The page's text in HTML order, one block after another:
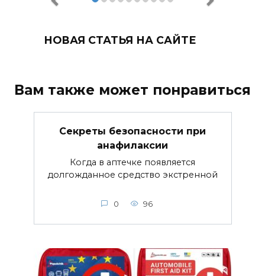
НОВАЯ СТАТЬЯ НА САЙТЕ
Вам также может понравиться
Секреты безопасности при
анафилаксии
Когда в аптечке появляется
долгожданное средство экстренной
0 96